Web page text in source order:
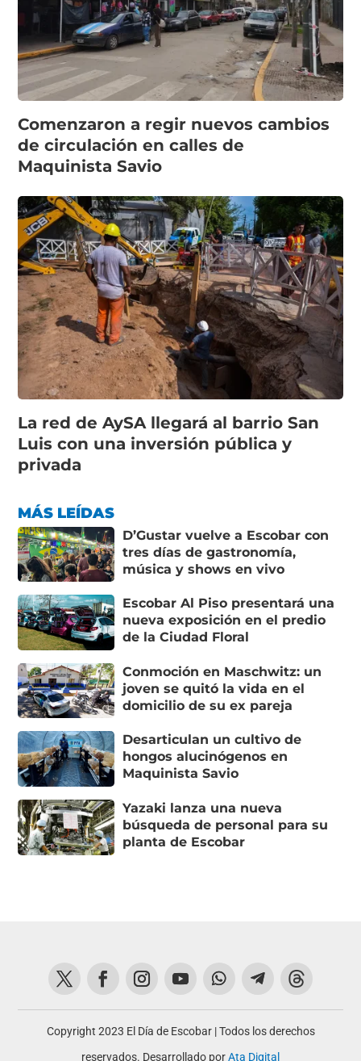
Comenzaron a regir nuevos cambios
de circulación en calles de
Maquinista Savio
La red de AySA llegará al barrio San
Luis con una inversión pública y
privada
MÁS LEÍDAS
D’Gustar vuelve a Escobar con
tres días de gastronomía,
música y shows en vivo
Escobar Al Piso presentará una
nueva exposición en el predio
de la Ciudad Floral
Conmoción en Maschwitz: un
joven se quitó la vida en el
domicilio de su ex pareja
Desarticulan un cultivo de
hongos alucinógenos en
Maquinista Savio
Yazaki lanza una nueva
búsqueda de personal para su
planta de Escobar
Copyright 2023 El Día de Escobar | Todos los derechos
reservados. Desarrollado porAta Digital